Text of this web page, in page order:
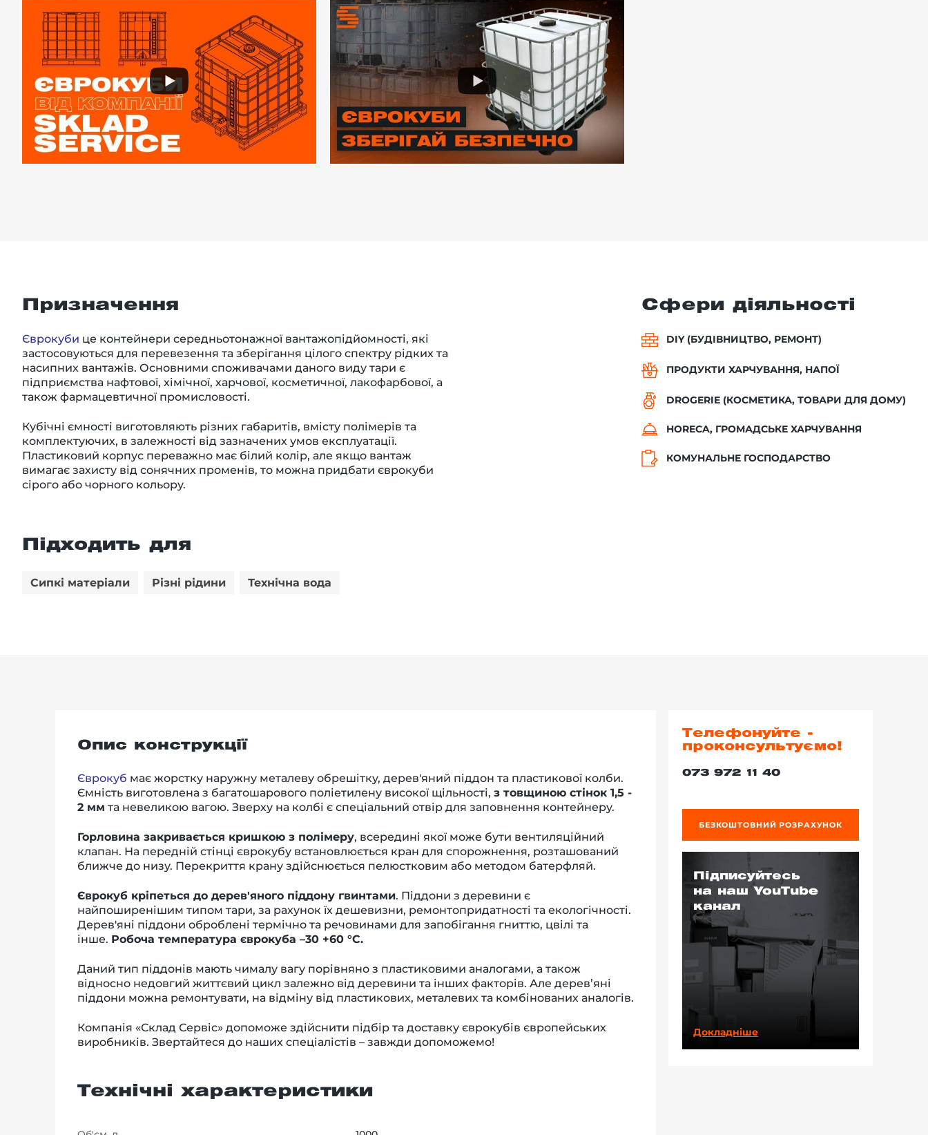
Призначення
Єврокуби це контейнери середньотонажної вантажопідйомності, які
застосовуються для перевезення та зберігання цілого спектру рідких та
насипних вантажів. Основними споживачами даного виду тари є
підприємства нафтової, хімічної, харчової, косметичної, лакофарбової, а
також фармацевтичної промисловості.
Кубічні ємності виготовляють різних габаритів, вмісту полімерів та
комплектуючих, в залежності від зазначених умов експлуатації.
Пластиковий корпус переважно має білий колір, але якщо вантаж
вимагає захисту від сонячних променів, то можна придбати єврокуби
сірого або чорного кольору.
Підходить для
Сипкі матеріали Різні рідини Технічна вода
Сфери діяльності
DIY (БУДІВНИЦТВО, РЕМОНТ)
ПРОДУКТИ ХАРЧУВАННЯ, НАПОЇ
DROGERIE (КОСМЕТИКА, ТОВАРИ ДЛЯ ДОМУ)
HORECA, ГРОМАДСЬКЕ ХАРЧУВАННЯ
КОМУНАЛЬНЕ ГОСПОДАРСТВО
Опис конструкції
Єврокуб має жорстку наружну металеву обрешітку, дерев'яний піддон та пластикової колби.
Ємність виготовлена з багатошарового поліетилену високої щільності, з товщиною стінок 1,5 -
2 мм та невеликою вагою. Зверху на колбі є спеціальний отвір для заповнення контейнеру.
Горловина закривається кришкою з полімеру, всередині якої може бути вентиляційний
клапан. На передній стінці єврокубу встановлюється кран для спорожнення, розташований
ближче до низу. Перекриття крану здійснюється пелюстковим або методом батерфляй.
Єврокуб кріпеться до дерев'яного піддону гвинтами. Піддони з деревини є
найпоширенішим типом тари, за рахунок їх дешевизни, ремонтопридатності та екологічності.
Дерев'яні піддони оброблені термічно та речовинами для запобігання гниттю, цвілі та
інше. Робоча температура єврокуба –30 +60 °C.
Даний тип піддонів мають чималу вагу порівняно з пластиковими аналогами, а також
відносно недовгий життєвий цикл залежно від деревини та інших факторів. Але дерев’яні
піддони можна ремонтувати, на відміну від пластикових, металевих та комбінованих аналогів.
Компанія «Склад Сервіс» допоможе здійснити підбір та доставку єврокубів європейських
виробників. Звертайтеся до наших спеціалістів – завжди допоможемо!
Технічні характеристики
Телефонуйте -
проконсультуємо!
073 972 11 40
БЕЗКОШТОВНИЙ РОЗРАХУНОК
Підписуйтесь
на наш YouTube
канал
Докладніше